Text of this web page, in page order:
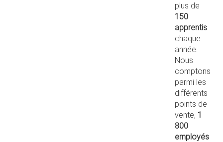
plus de
150
apprentis
chaque
année.
Nous
comptons
parmi les
différents
points de
vente, 1
800
employés